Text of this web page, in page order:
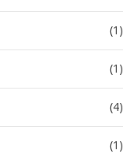
(1)
(1)
(4)
(1)